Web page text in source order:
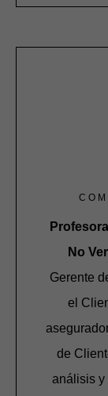
No
Gerente
el
de
análisis y